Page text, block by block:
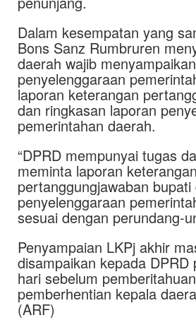
Dalam kesempatan yang
Bons Sanz Rumbruren
daerah wajib
penyelenggaraan
laporan keterangan
dan ringkasan laporan
pemerintahan daerah.
“DPRD mempunyai tugas
meminta laporan keterangan
pertanggungjawaban bupati
penyelenggaraan
sesuai dengan perundang-
Penyampaian LKPj akhir
disampaikan kepada DPRD
hari sebelum
pemberhentian kepala
(ARF)